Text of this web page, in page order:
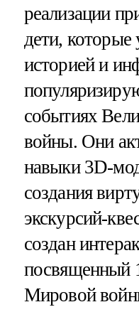
реализации
дети, которые
историей и
событиях
войны. Они
навыки 3D-
создания
экскурсий-
создан
посвященный
Мировой